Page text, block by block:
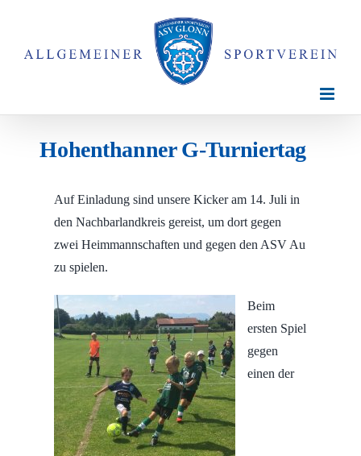
springen
Hohenthanner G-Turniertag
Auf Einladung sind unsere Kicker am 14. Juli in
den Nachbarlandkreis gereist, um dort gegen
zwei Heimmannschaften und gegen den ASV Au
zu spielen.
Beim
ersten Spiel
gegen
einen der